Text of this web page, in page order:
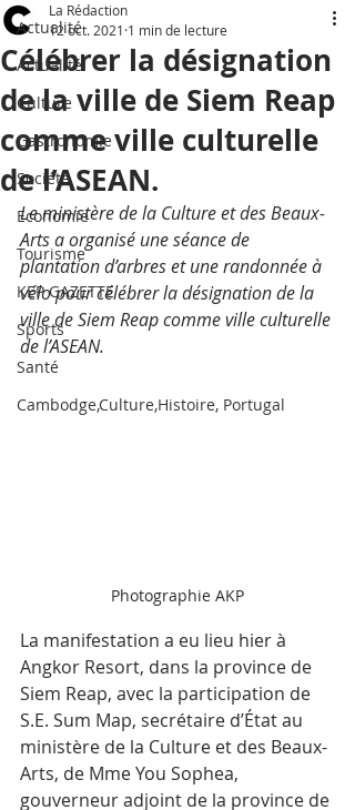
Actualité
Actualité
Culture
Gastronomie
Société
Economie
Tourisme
KEP GAZETTE
Sports
Santé
Cambodge,Culture,Histoire, Portugal
Célébrer la désignation
de la ville de Siem Reap
comme ville culturelle
de l’ASEAN.
La Rédaction
12 oct. 2021 1 min de lecture
Le ministère de la Culture et des Beaux-
Arts a organisé une séance de
plantation d’arbres et une randonnée à
vélo pour célébrer la désignation de la
ville de Siem Reap comme ville culturelle
de l’ASEAN.
Photographie AKP
La manifestation a eu lieu hier à
Angkor Resort, dans la province de
Siem Reap, avec la participation de
S.E. Sum Map, secrétaire d’État au
ministère de la Culture et des Beaux-
Arts, de Mme You Sophea,
gouverneur adjoint de la province de